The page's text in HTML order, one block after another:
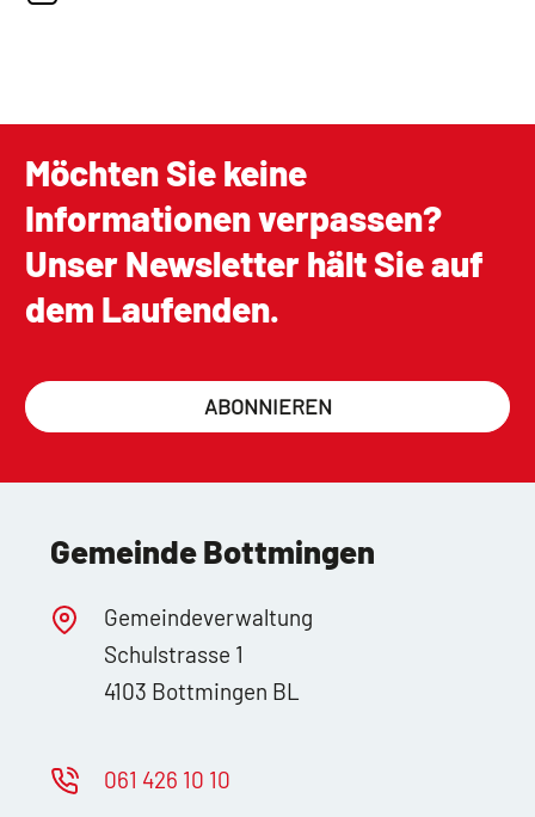
Möchten Sie keine
Informationen verpassen?
Unser Newsletter hält Sie auf
dem Laufenden.
ABONNIEREN
Gemeinde Bottmingen
Gemeindeverwaltung
Schulstrasse 1
4103 Bottmingen BL
061 426 10 10